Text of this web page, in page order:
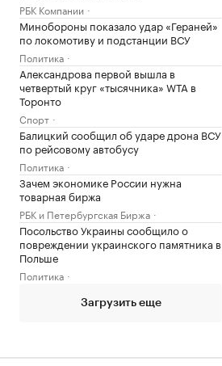
РБК Компании
Минобороны показало удар «Гераней»
по локомотиву и подстанции ВСУ
Политика
Александрова первой вышла в
четвертый круг «тысячника» WTA в
Торонто
Спорт
Балицкий сообщил об ударе дрона ВСУ
по рейсовому автобусу
Политика
Зачем экономике России нужна
товарная биржа
РБК и Петербургская Биржа
Посольство Украины сообщило о
повреждении украинского памятника в
Польше
Политика
Загрузить еще